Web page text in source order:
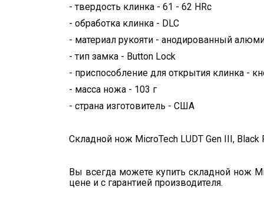
- твердость клинка - 61 - 62 HRc
- обработка клинка - DLC
- материал рукояти - анодированный
- тип замка - Button Lock
- приспособление для открытия клинка -
- масса ножа - 103 г
- страна изготовитель - США
Складной нож MicroTech LUDT Gen III,
Вы всегда можете купить складной нож
цене и с гарантией производителя.